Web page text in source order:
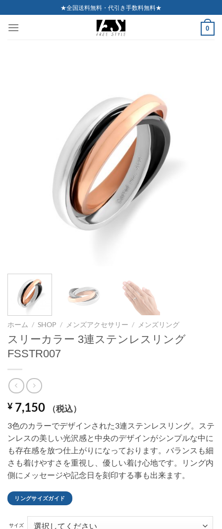
to
content
★全国送料無料・代引き手数料無料★
0
ホーム / SHOP / メンズアクセサリー / メンズリング
スリーカラー 3連ステンレスリング
FSSTR007
¥ 7,150 （税込）
3色のカラーでデザインされた3連ステンレスリング。ステ
ンレスの美しい光沢感と中央のデザインがシンプルな中に
も存在感を放つ仕上がりになっております。バランスも細
さも着けやすさを重視し、優しい着け心地です。リング内
側にメッセージや記念日を刻印する事も出来ます。
リングサイズガイド
サイズ